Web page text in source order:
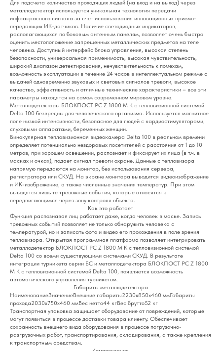
Для подсчета количества проходящих людей (на вход и на выход) через
металлодетектор используется уникальная технология передачи
инфракрасного сигнала за счет использования инновационных приемо-
передающих ИК-датчиков. Наличие светодиодных индикаторов,
располагающихся по боковым антенным панелям, позволяет очень быстро
оценить местоположение запрещенных металлических предметов на теле
человека. Доступный интерфейс блока управления, высокая степень
безопасности, универсальная применимость, высокая чувствительность,
широкий диапазон детектирования, нечувствительность к помехам,
возможность эксплуатации в течение 24 часов в интеллектуальном режиме с
выдачей одновременно звуковых и световых сигналов тревоги, высокое
качество, эффективность и отличные технические характеристики – все эти
параметры находятся на самом современном мировом уровне.
Металлодетекторы БЛОКПОСТ PC Z 1800 M K с тепловизионной системой
Delta 100 безвредны для человеческого организма. Используется магнитное
поле низкой интенсивности, безопасное для людей с кардиостимуляторами,
слуховыми аппаратами, беременных женщин.
Бинокулярная тепловизионная видеокамера Delta 100 в реальном времени
определяет потенциально нездоровых посетителей с расстояния от 1 до 10
метров, при хорошем освещении, распознает и фиксирует их лица (в т.ч. в
масках и очках), подает сигнал тревоги охране. Данные с тепловизора
напрямую передаются на монитор, без использования сервера,
регистратора или СКУД. На экране монитора выводится видеоизображение
и ИК-изображение, а также численные значения температур. При этом
выводятся лишь те тревожные события, которые относятся к
передвигающимся через зону контроля объекта.
Как это работает
Функция распознавая лиц работает даже, когда человек в маске. Запись
тревожных событий позволяет не только обнаружить человека с
температурой, но и записать фото и видео его прохождения в поле зрения
тепловизора. Открытая программная платформа позволяет интегрировать
металлодетектор БЛОКПОСТ PC Z 1800 M K с тепловизионной системой
Delta 100 со всеми существующими системами СКУД. В результате
интеграции турникета серии БС и металлодетектора БЛОКПОСТ PC Z 1800
M K с тепловизионной системой Delta 100, появляется возможность
автоматического управления турникетом.
Габариты металлодетектора
НаименованиеЗначениеВнешние габариты2230х850х460 ммГабариты
прохода2030х750х460 ммВес нетто44 кгВес брутто52 кг
Транспортная упаковка защищает оборудование от повреждений, которые
могут появиться в процессе доставки товара клиенту. Обеспечивает
сохранность внешнего вида оборудования в процессе погрузочно-
разгрузочных работ, транспортирования, складирования, а также крепления
к транспортным средствам.